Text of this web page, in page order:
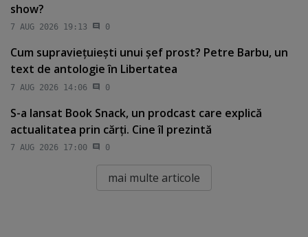
show?
7 AUG 2026 19:13 0
Cum supravieţuieşti unui şef prost? Petre Barbu, un
text de antologie în Libertatea
7 AUG 2026 14:06 0
S-a lansat Book Snack, un prodcast care explică
actualitatea prin cărţi. Cine îl prezintă
7 AUG 2026 17:00 0
mai multe articole